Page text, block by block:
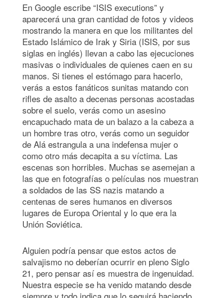
En Google escribe “ISIS executions” y
aparecerá una gran cantidad de fotos y videos
mostrando la manera en que los militantes del
Estado Islámico de Irak y Siria (ISIS, por sus
siglas en inglés) llevan a cabo las ejecuciones
masivas o individuales de quienes caen en su
manos. Si tienes el estómago para hacerlo,
verás a estos fanáticos sunitas matando con
rifles de asalto a decenas personas acostadas
sobre el suelo, verás como un asesino
encapuchado mata de un balazo a la cabeza a
un hombre tras otro, verás como un seguidor
de Alá estrangula a una indefensa mujer o
como otro más decapita a su víctima. Las
escenas son horribles. Muchas se asemejan a
las que en fotografías o películas nos muestran
a soldados de las SS nazis matando a
centenas de seres humanos en diversos
lugares de Europa Oriental y lo que era la
Unión Soviética.
Alguien podría pensar que estos actos de
salvajismo no deberían ocurrir en pleno Siglo
21, pero pensar así es muestra de ingenuidad.
Nuestra especie se ha venido matando desde